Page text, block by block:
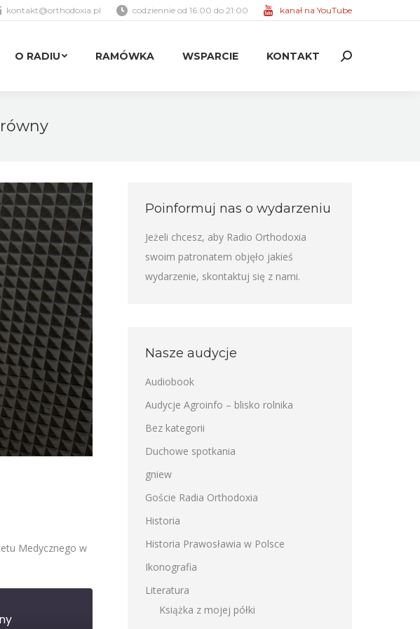
kontakt@orthodoxia.pl codziennie od 16:00 do 21:00 kanał na YouTube
O RADIU RAMÓWKA WSPARCIE KONTAKT Search:
Medycznego w
Poinformuj nas o wydarzeniu
Jeżeli chcesz, aby Radio Orthodoxia
swoim patronatem objęło jakieś
wydarzenie, skontaktuj się z nami.
Nasze audycje
Audiobook
Audycje Agroinfo – blisko rolnika
Bez kategorii
Duchowe spotkania
gniew
Goście Radia Orthodoxia
Historia
Historia Prawosławia w Polsce
Ikonografia
Literatura
Książka z mojej półki